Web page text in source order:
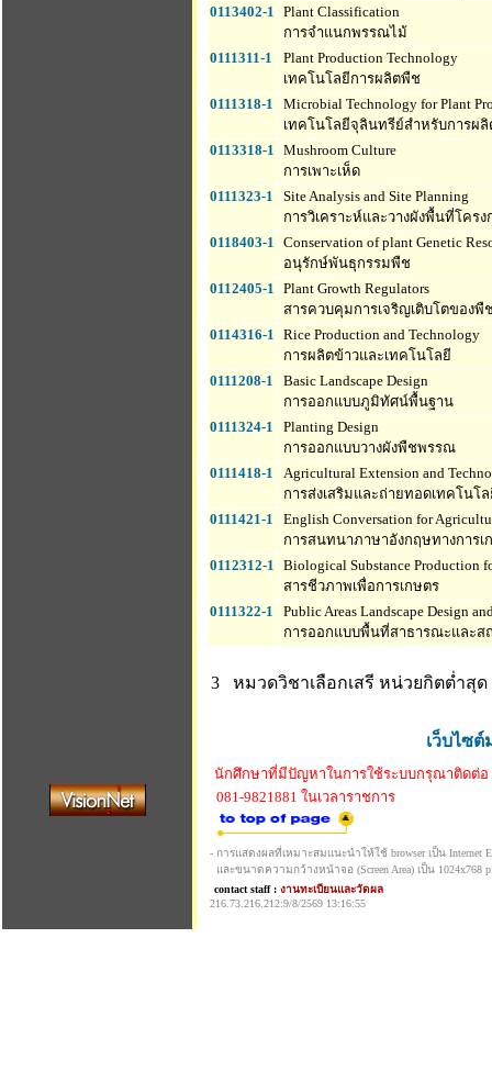
0113402-1 Plant Classification
การจำแนกพรรณไม้
0111311-1
Plant Production Technology
เทคโนโลยีการผลิตพืช
0111318-1
Microbial Technology for Plant
เทคโนโลยีจุลินทรีย์สำหรับการผ
0113318-1 Mushroom Culture
การเพาะเห็ด
0111323-1
Site Analysis and Site Planning
การวิเคราะห์และวางผังพื้นที่โครง
0118403-1 Conservation of plant Genetic
อนุรักษ์พันธุกรรมพืช
0112405-1 Plant Growth Regulators
สารควบคุมการเจริญเติบโตของพื
0114316-1 Rice Production and Technology
การผลิตข้าวและเทคโนโลยี
0111208-1
Basic Landscape Design
การออกแบบภูมิทัศน์พื้นฐาน
0111324-1
Planting Design
การออกแบบวางผังพืชพรรณ
0111418-1
Agricultural Extension and
การส่งเสริมและถ่ายทอดเทคโนโ
0111421-1
English Conversation for
การสนทนาภาษาอังกฤษทางการเ
0112312-1 Biological Substance Production
สารชีวภาพเพื่อการเกษตร
0111322-1
Public Areas Landscape Design
การออกแบบพื้นที่สาธารณะและส
3 หมวดวิชาเลือกเสรี หน่วยกิตต่ำสุด
เว็บไซ
นักศึกษาที่มีปัญหาในการใช้ระบบกรุณาติดต่อ
081-9821881 ในเวลาราชการ
- การแสดงผลที่เหมาะสมแนะนำให้ใช้ browser เป็น Internet
และขนาดความกว้างหน้าจอ (Screen Area) เป็น 1024x768
contact staff : งานทะเบียนและวัดผล
216.73.216.212:9/8/2569 13:16:55